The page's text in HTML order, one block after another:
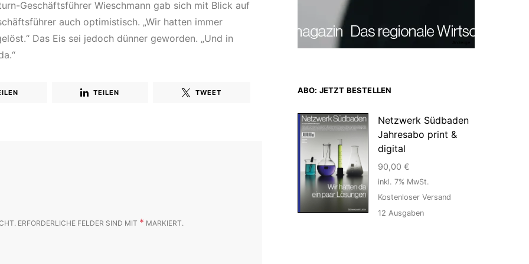
Geschäftsführer Wieschmann gab sich mit Blick auf
auch optimistisch. „Wir hatten immer
Das Eis sei jedoch dünner geworden. „Und in
TEILEN TWEET
ERFORDERLICHE FELDER SIND MIT * MARKIERT.
ABO: JETZT BESTELLEN
Netzwerk Südbaden
Jahresabo print &
digital
90,00 €
inkl. 7% MwSt.
Kostenloser Versand
12 Ausgaben